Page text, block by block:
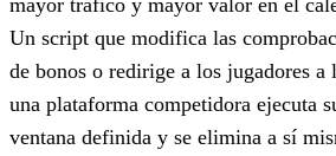
Un script que modifica las
de bonos o redirige a los jugadores a
una plataforma competidora ejecuta
ventana definida y se elimina a sí